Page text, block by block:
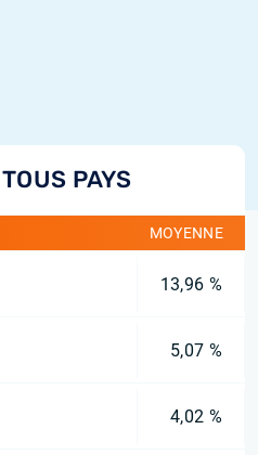
PAYS
MOYENNE
13,96 %
5,07 %
4,02 %